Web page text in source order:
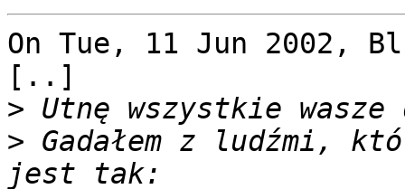
On Tue, 11 Jun 2002,
[..]
>
> Gadałem z ludźmi,